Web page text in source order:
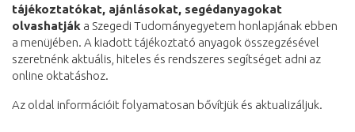
tájékoztatókat, ajánlásokat, segédanyagokat
olvashatják a Szegedi Tudományegyetem honlapjának ebben
a menüjében. A kiadott tájékoztató anyagok összegzésével
szeretnénk aktuális, hiteles és rendszeres segítséget adni az
online oktatáshoz.
Az oldal információit folyamatosan bővítjük és aktualizáljuk.